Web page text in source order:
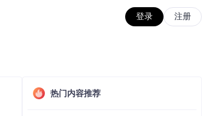
登录 注册
热门内容推荐